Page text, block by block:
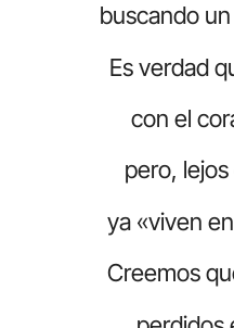
buscando
Es verdad
con el
pero,
ya «viven
Creemos